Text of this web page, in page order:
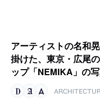
アーティストの名和
掛けた、東京・広尾
ップ「NEMIKA」の